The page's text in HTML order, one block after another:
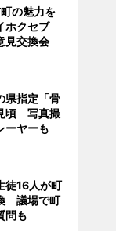
の魅力を
ホクセブ
交換会
県指定「骨
頃 写真撮
ーヤーも
徒16人が町
議場で町
問も